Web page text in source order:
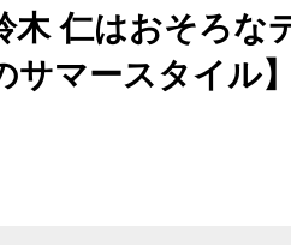
木 仁はおそろな
サマースタイル】